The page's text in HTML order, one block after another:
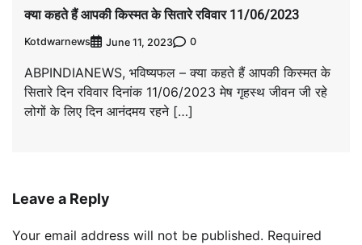
क्या कहते हैं आपकी किस्मत के सितारे रविवार 11/06/2023
Kotdwarnews June 11, 2023 0
ABPINDIANEWS, भविष्यफल – क्या कहते हैं आपकी किस्मत के
सितारे दिन रविवार दिनांक 11/06/2023 मेष गृहस्थ जीवन जी रहे
लोगों के लिए दिन आनंदमय रहने […]
Leave a Reply
Your email address will not be published. Required